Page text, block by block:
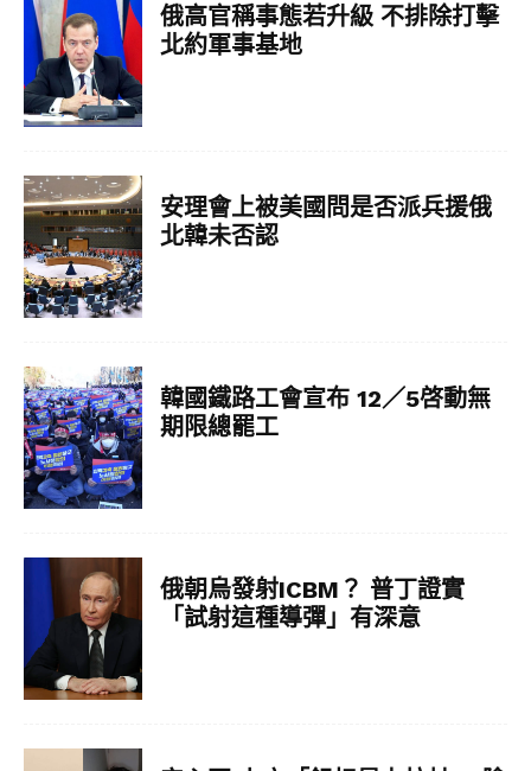
俄高官稱事態若升級 不排除打擊
北約軍事基地
安理會上被美國問是否派兵援俄
北韓未否認
韓國鐵路工會宣布 12／5啓動無
期限總罷工
俄朝烏發射ICBM？ 普丁證實
「試射這種導彈」有深意